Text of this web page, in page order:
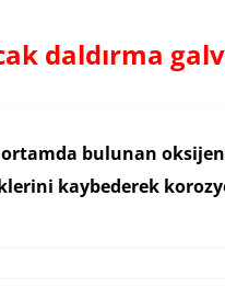
daldırma
bulunan
kaybederek